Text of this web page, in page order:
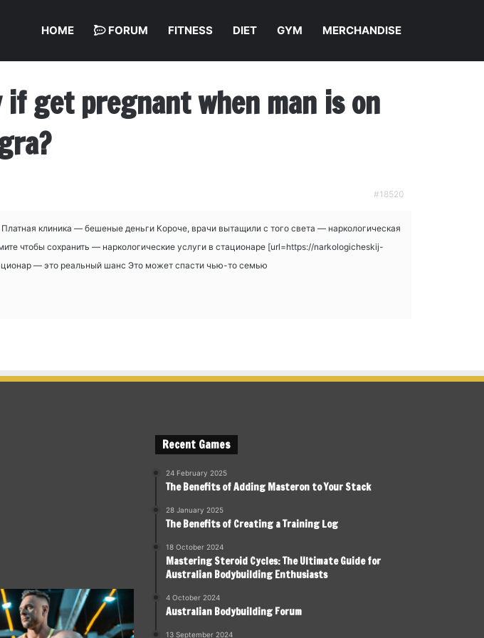
HOME FORUM FITNESS DIET GYM MERCHANDISE
get pregnant when man is on
#18520
клиника — бешеные деньги Короче, врачи вытащили с того света — наркологическая
чтобы сохранить — наркологические услуги в стационаре [url=https://narkologicheskij-
— это реальный шанс Это может спасти чью-то семью
Recent Games
24 February 2025
The Benefits of Adding Masteron to Your Stack
28 January 2025
The Benefits of Creating a Training Log
18 October 2024
Mastering Steroid Cycles: The Ultimate Guide for
Australian Bodybuilding Enthusiasts
4 October 2024
Australian Bodybuilding Forum
13 September 2024